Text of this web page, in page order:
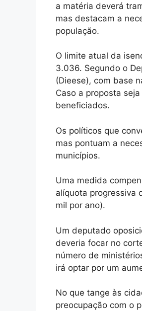
a matéria deverá
mas destacam a
população.
O limite atual da
3.036. Segundo o
(Dieese), com base
Caso a proposta
beneficiados.
Os políticos que
mas pontuam a
municípios.
Uma medida
alíquota progressiva
mil por ano).
Um deputado
deveria focar no
número de
irá optar por um
No que tange às
preocupação com o